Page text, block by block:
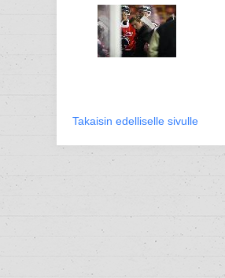
Takaisin edelliselle sivulle